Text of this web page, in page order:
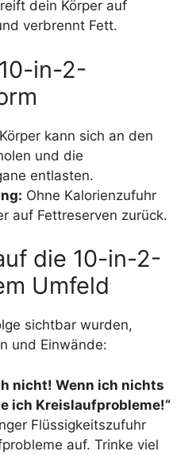
dein Körper auf
verbrennt Fett.
in-2-
kann sich an den
und die
entlasten.
Ohne Kalorienzufuhr
auf Fettreserven zurück.
die 10-in-2-
Umfeld
sichtbar wurden,
und Einwände:
nicht! Wenn ich nichts
ich Kreislaufprobleme!“
Flüssigkeitszufuhr
auf. Trinke viel